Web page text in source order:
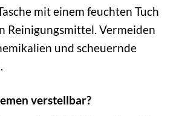
mit einem feuchten Tuch
Reinigungsmittel. Vermeiden
und scheuernde
verstellbar?